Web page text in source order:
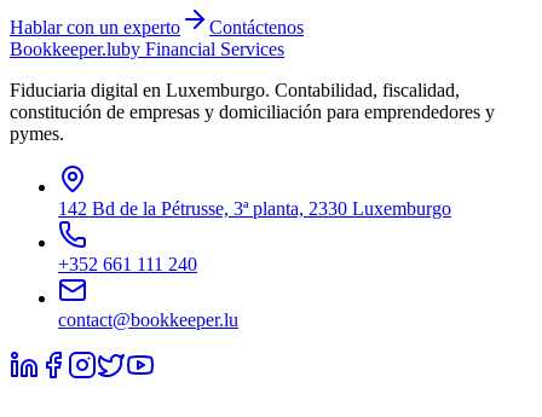
Hablar con un experto
Contáctenos
Bookkeeper.luby Financial Services
Fiduciaria digital en Luxemburgo. Contabilidad, fiscalidad,
constitución de empresas y domiciliación para emprendedores y
pymes.
142 Bd de la Pétrusse, 3ª planta, 2330 Luxemburgo
+352 661 111 240
contact@bookkeeper.lu